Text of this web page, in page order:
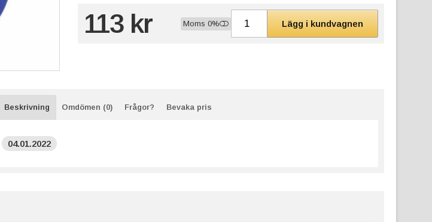
113 kr Moms 0% Lägg i kundvagnen
Beskrivning Omdömen (0) Frågor? Bevaka pris
04.01.2022